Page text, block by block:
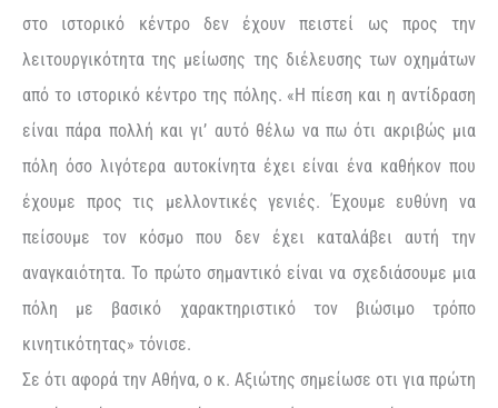
στο ιστορικό κέντρο δεν έχουν πειστεί ως προς την
λειτουργικότητα της μείωσης της διέλευσης των οχημάτων
από το ιστορικό κέντρο της πόλης. «Η πίεση και η αντίδραση
είναι πάρα πολλή και γι’ αυτό θέλω να πω ότι ακριβώς μια
πόλη όσο λιγότερα αυτοκίνητα έχει είναι ένα καθήκον που
έχουμε προς τις μελλοντικές γενιές. Έχουμε ευθύνη να
πείσουμε τον κόσμο που δεν έχει καταλάβει αυτή την
αναγκαιότητα. Το πρώτο σημαντικό είναι να σχεδιάσουμε μια
πόλη με βασικό χαρακτηριστικό τον βιώσιμο τρόπο
κινητικότητας» τόνισε.
Σε ότι αφορά την Αθήνα, ο κ. Αξιώτης σημείωσε οτι για πρώτη